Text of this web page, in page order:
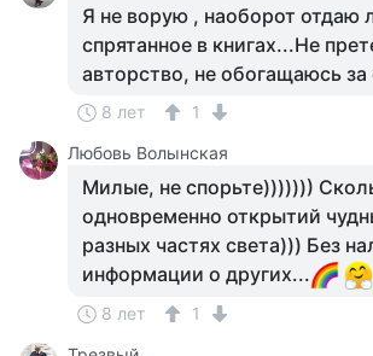
Я не ворую , наоборот отдаю
спрятанное в книгах...Не
авторство, не обогащаюсь за
8 лет
1
Любовь Волынская
Милые, не спорьте)))))))
одновременно открытий
разных частях света))) Без
информации о других...
8 лет
1